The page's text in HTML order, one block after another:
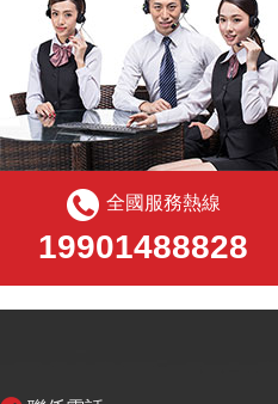
全國服務熱線
19901488828